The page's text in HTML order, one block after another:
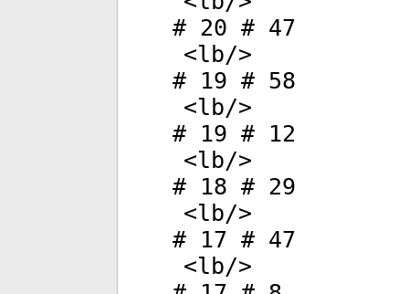
# 20 # 47
<lb/>
# 19 # 58
<lb/>
# 19 # 12
<lb/>
# 18 # 29
<lb/>
# 17 # 47
<lb/>